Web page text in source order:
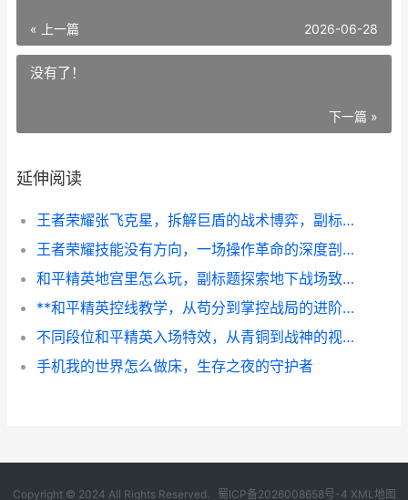
« 上一篇 2026-06-28
没有了！
下一篇 »
延伸阅读
王者荣耀张飞克星，拆解巨盾的战术博弈，副标题，深入解析对抗张飞的策略与英雄选择
王者荣耀技能没有方向，一场操作革命的深度剖析
和平精英地宫里怎么玩，副标题探索地下战场致胜法则
**和平精英控线教学，从苟分到掌控战局的进阶艺术**
不同段位和平精英入场特效，从青铜到战神的视觉征程，副标题，光影铭刻的竞技之路
手机我的世界怎么做床，生存之夜的守护者
Copyright © 2024 All Rights Reserved. 蜀ICP备2026008658号-4 XML地图